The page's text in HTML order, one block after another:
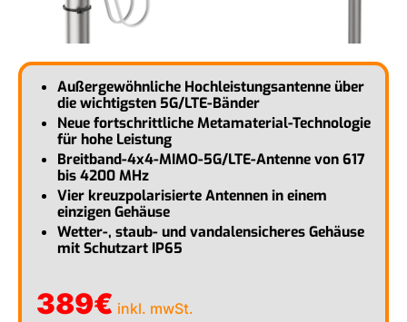
Außergewöhnliche Hochleistungsantenne über
die wichtigsten 5G/LTE-Bänder
Neue fortschrittliche Metamaterial-Technologie
für hohe Leistung
Breitband-4x4-MIMO-5G/LTE-Antenne von 617
bis 4200 MHz
Vier kreuzpolarisierte Antennen in einem
einzigen Gehäuse
Wetter-, staub- und vandalensicheres Gehäuse
mit Schutzart IP65
389€ inkl. mwSt.